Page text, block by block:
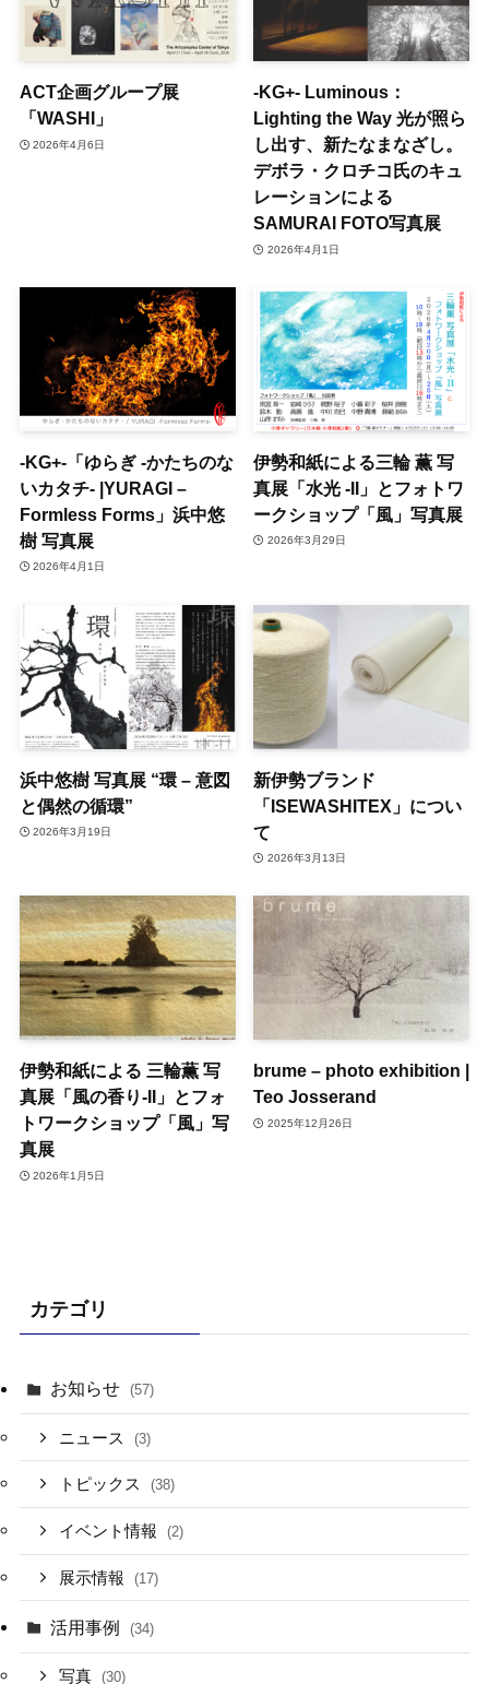
ACT企画グループ展
「WASHI」
2026年4月6日
-KG+- Luminous：
Lighting the Way 光が照ら
し出す、新たなまなざし。
デボラ・クロチコ氏のキュ
レーションによる
SAMURAI FOTO写真展
2026年4月1日
-KG+-「ゆらぎ -かたちのな
いカタチ- |YURAGI –
Formless Forms」浜中悠
樹 写真展
2026年4月1日
伊勢和紙による三輪 薫 写
真展「水光 -II」とフォトワ
ークショップ「風」写真展
2026年3月29日
浜中悠樹 写真展 “環 – 意図
と偶然の循環”
2026年3月19日
新伊勢ブランド
「ISEWASHITEX」につい
て
2026年3月13日
伊勢和紙による 三輪薫 写
真展「風の香り-II」とフォ
トワークショップ「風」写
真展
2026年1月5日
brume – photo exhibition |
Teo Josserand
2025年12月26日
カテゴリ
お知らせ (57)
ニュース (3)
トピックス (38)
イベント情報 (2)
展示情報 (17)
活用事例 (34)
写真 (30)